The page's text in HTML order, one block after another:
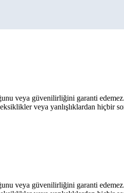
veya güvenilirliğini garanti
veya yanlışlıklardan hiçbir
veya güvenilirliğini garanti